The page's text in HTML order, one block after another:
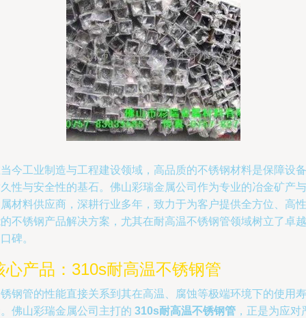
今工业制造与工程建设领域，高品质的不锈钢材料是保障设备
性与安全性的基石。佛山彩瑞金属公司作为专业的冶金矿产与
材料供应商，深耕行业多年，致力于为客户提供全方位、高性
不锈钢产品解决方案，尤其在耐高温不锈钢管领域树立了卓越
碑。
心产品：310s耐高温不锈钢管
钢管的性能直接关系到其在高温、腐蚀等极端环境下的使用寿
佛山彩瑞金属公司主打的 310s耐高温不锈钢管 ，正是为应对